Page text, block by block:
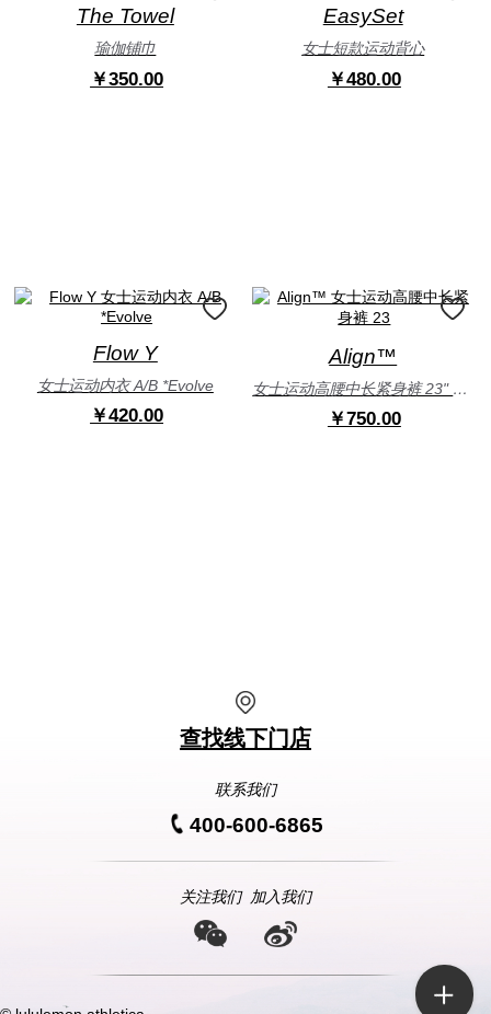
The Towel
瑜伽铺巾
￥350.00
EasySet
女士短款运动背心
￥480.00
Flow Y
女士运动内衣 A/B *Evolve
￥420.00
Align™
女士运动高腰中长紧身裤 23" 芯吸
￥750.00
查找线下门店
联系我们
400-600-6865
关注我们 加入我们